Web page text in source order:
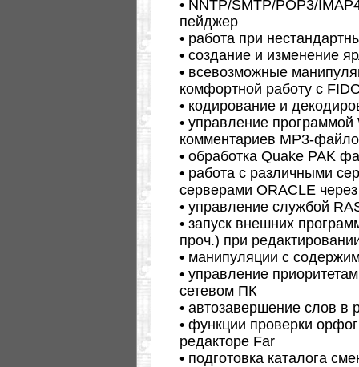
• NNTP/SMTP/POP3/
пейджер
• работа при
• создание и изменение
• всевозможные
комфортной работу с
• кодирование и
• управление
комментариев MP3-
• обработка Quake PAK
• работа с различными
серверами ORACLE
• управление службой
• запуск внешних
проч.) при
• манипуляции с
• управление
сетевом ПК
• автозавершение слов в
• функции проверки
редакторе Far
• подготовка каталога